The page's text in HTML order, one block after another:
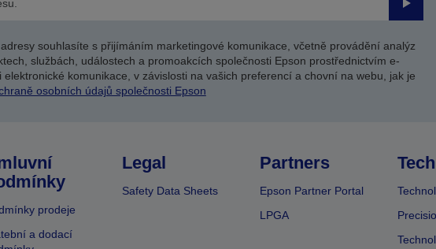
souhlasíte s přijímáním marketingové komunikace, včetně provádění analýz
službách, událostech a promoakcích společnosti Epson prostřednictvím e-
elektronické komunikace, v závislosti na vašich preferencí a chovní na webu, jak je
osobních údajů společnosti Epson
prodeje
a dodací
Legal
Safety Data Sheets
Partners
Epson Partner Portal
LPGA